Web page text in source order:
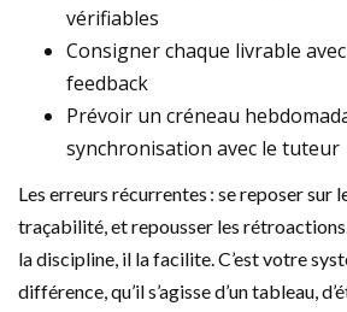
vérifiables
Consigner chaque livrable
feedback
Prévoir un créneau
synchronisation avec le tuteur
Les erreurs récurrentes : se reposer sur
traçabilité, et repousser les rétroactions.
la discipline, il la facilite. C’est votre
différence, qu’il s’agisse d’un tableau,